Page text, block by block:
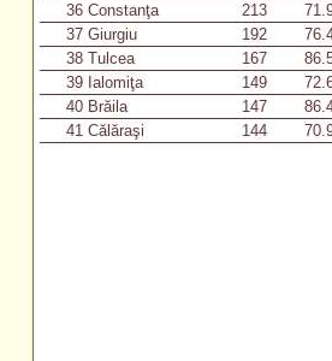
36 Constanţa 213
37 Giurgiu 192
38 Tulcea 167
39 Ialomiţa 149
40 Brăila 147
41 Călăraşi 144